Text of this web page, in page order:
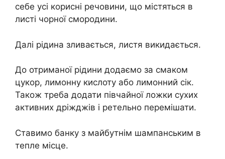
себе усі корисні речовини, що містяться в
листі чорної смородини.
Далі рідина зливається, листя викидається.
До отриманої рідини додаємо за смаком
цукор, лимонну кислоту або лимонний сік.
Також треба додати півчайної ложки сухих
активних дріжджів і ретельно перемішати.
Ставимо банку з майбутнім шампанським в
тепле місце.